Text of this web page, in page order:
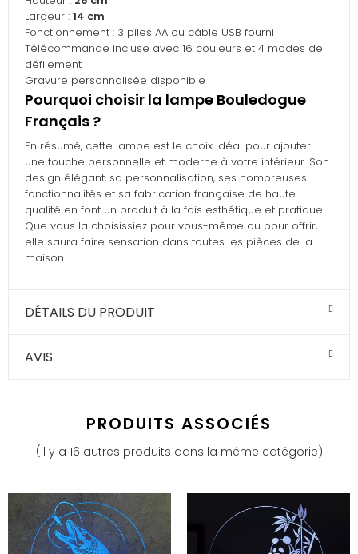
Largeur : 14 cm
Fonctionnement : 3 piles AA ou câble USB fourni
Télécommande incluse avec 16 couleurs et 4 modes de
défilement
Gravure personnalisée disponible
Pourquoi choisir la lampe Bouledogue
Français ?
En résumé, cette lampe est le choix idéal pour ajouter
une touche personnelle et moderne à votre intérieur. Son
design élégant, sa personnalisation, ses nombreuses
fonctionnalités et sa fabrication française de haute
qualité en font un produit à la fois esthétique et pratique.
Que vous la choisissiez pour vous-même ou pour offrir,
elle saura faire sensation dans toutes les pièces de la
maison.
DÉTAILS DU PRODUIT
AVIS
PRODUITS ASSOCIÉS
(Il y a 16 autres produits dans la même catégorie)